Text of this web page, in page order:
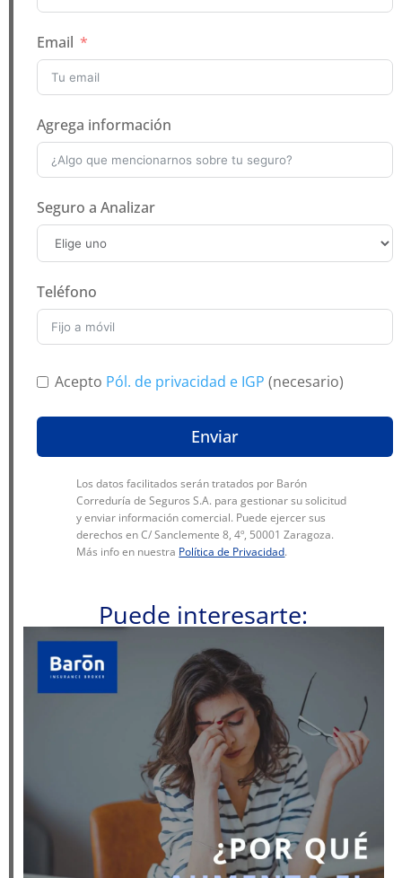
Email
Agrega información
Seguro a Analizar
Teléfono
Acepto Pól. de privacidad e IGP (necesario)
Enviar
Los datos facilitados serán tratados por Barón
Correduría de Seguros S.A. para gestionar su solicitud
y enviar información comercial. Puede ejercer sus
derechos en C/ Sanclemente 8, 4º, 50001 Zaragoza.
Más info en nuestra Política de Privacidad.
Puede interesarte: